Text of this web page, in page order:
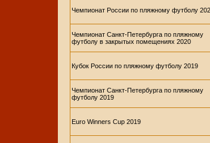
Чемпионат России по пляжному футболу
Чемпионат Санкт-Петербурга по пляжному
футболу в закрытых помещениях 2020
Кубок России по пляжному футболу 2019
Чемпионат Санкт-Петербурга по пляжному
футболу 2019
Euro Winners Cup 2019